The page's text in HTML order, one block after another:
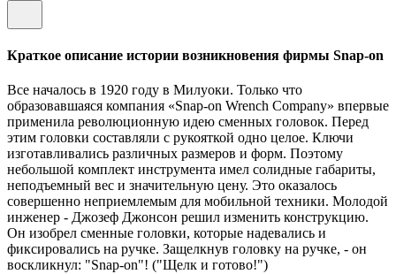
Краткое описание истории возникновения фирмы Snap-on
Все началось в 1920 году в Милуоки. Только что
образовавшаяся компания «Snap-on Wrench Company» впервые
применила революционную идею сменных головок. Перед
этим головки составляли с рукояткой одно целое. Ключи
изготавливались различных размеров и форм. Поэтому
небольшой комплект инструмента имел солидные габариты,
неподъемный вес и значительную цену. Это оказалось
совершенно неприемлемым для мобильной техники. Молодой
инженер - Джозеф Джонсон решил изменить конструкцию.
Он изобрел сменные головки, которые надевались и
фиксировались на ручке. Защелкнув головку на ручке, - он
воскликнул: "Snap-on"! ("Щелк и готово!")